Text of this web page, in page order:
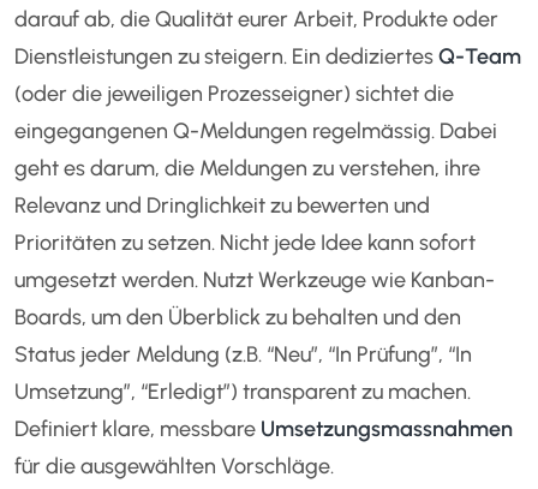
darauf ab, die Qualität eurer Arbeit, Produkte oder
Dienstleistungen zu steigern. Ein dediziertesQ-Team
(oder die jeweiligen Prozesseigner) sichtet die
eingegangenen Q-Meldungen regelmässig. Dabei
geht es darum, die Meldungen zu verstehen, ihre
Relevanz und Dringlichkeit zu bewerten und
Prioritäten zu setzen. Nicht jede Idee kann sofort
umgesetzt werden. Nutzt Werkzeuge wie Kanban-
Boards, um den Überblick zu behalten und den
Status jeder Meldung (z.B. “Neu”, “In Prüfung”, “In
Umsetzung”, “Erledigt”) transparent zu machen.
Definiert klare, messbare Umsetzungsmassnahmen
für die ausgewählten Vorschläge.